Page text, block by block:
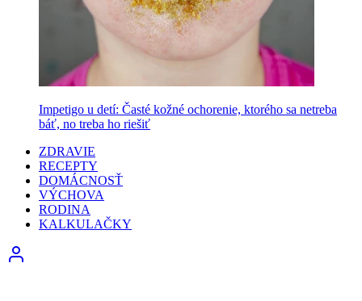
Impetigo u detí: Časté kožné ochorenie, ktorého sa netreba
báť, no treba ho riešiť
ZDRAVIE
RECEPTY
DOMÁCNOSŤ
VÝCHOVA
RODINA
KALKULAČKY